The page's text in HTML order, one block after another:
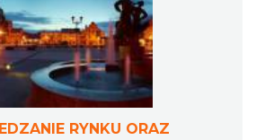
RYNKU ORAZ